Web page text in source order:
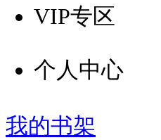
VIP专区
个人中心
我的书架